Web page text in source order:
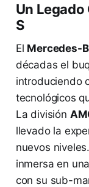
Un
S
El Mercedes-
décadas el
introduciendo
tecnológicos
La división
llevado la
nuevos
inmersa en
con su sub-